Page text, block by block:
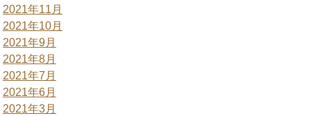
2021年11月
2021年10月
2021年9月
2021年8月
2021年7月
2021年6月
2021年3月